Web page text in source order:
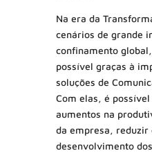
Na era da
cenários de grande
confinamento
possível graças à
soluções de
Com elas, é
aumentos na
da empresa, reduzir
desenvolvimento